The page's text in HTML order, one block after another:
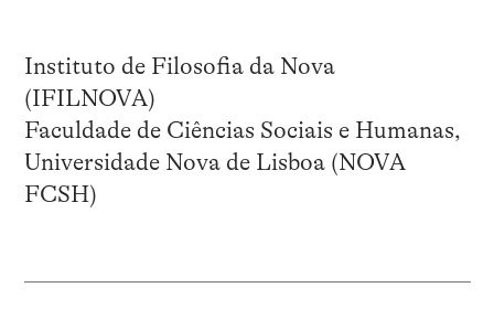
Instituto de Filosofia da Nova
(IFILNOVA)
Faculdade de Ciências Sociais e Humanas,
Universidade Nova de Lisboa (NOVA
FCSH)